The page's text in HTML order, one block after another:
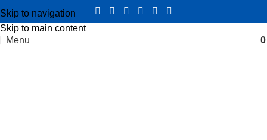
Skip to navigation
Skip to main content
Menu